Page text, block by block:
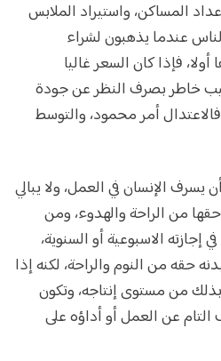
المساكن، واستيراد الملابس
عندما يذهبون لشراء
فإذا كان السعر غاليا
خاطر بصرف النظر عن جودة
أمر محمود، والتوسط
الإنسان في العمل، ولا يبالي
من الراحة والهدوء، ومن
إجازته الاسبوعية أو السنوية،
حقه من النوم والراحة، لكنه إذا
من مستوى إنتاجه، وتكون
التام عن العمل أو أداؤه على